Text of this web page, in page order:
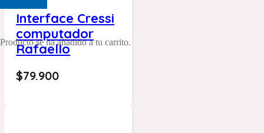
Productose ha añadido a tu carrito.
Interface Cressi
computador
Rafaello
$79.900